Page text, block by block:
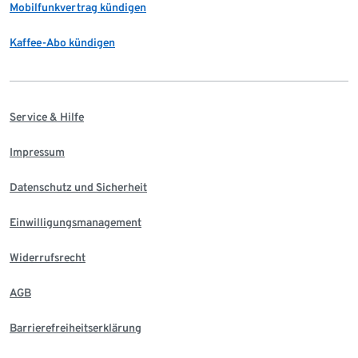
Mobilfunkvertrag kündigen
Kaffee-Abo kündigen
Service & Hilfe
Impressum
Datenschutz und Sicherheit
Einwilligungsmanagement
Widerrufsrecht
AGB
Barrierefreiheitserklärung